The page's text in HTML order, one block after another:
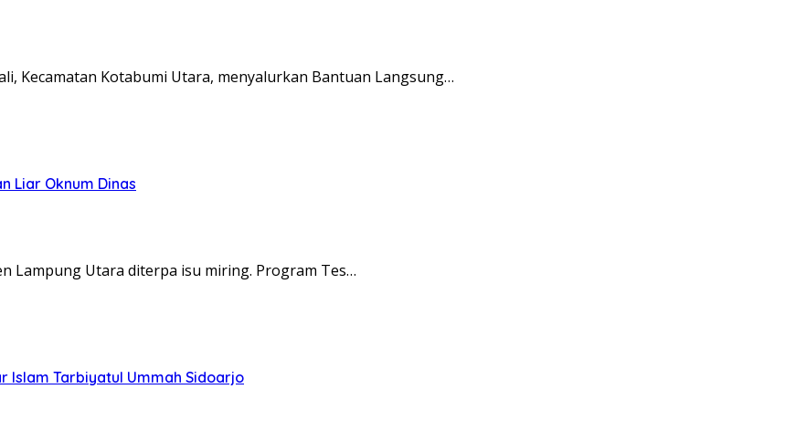
Kecamatan Kotabumi Utara, menyalurkan Bantuan Langsung…
Liar Oknum Dinas
Lampung Utara diterpa isu miring. Program Tes…
Islam Tarbiyatul Ummah Sidoarjo